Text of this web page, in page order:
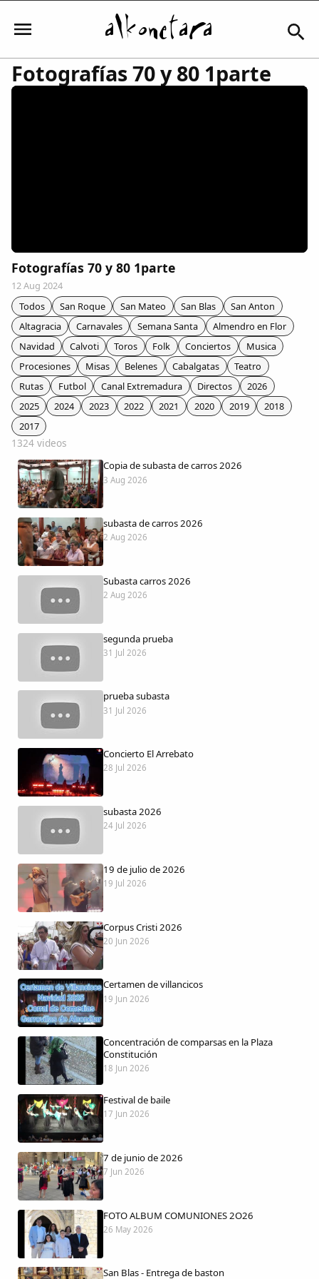
Comunidad
Colaboradores
AlkoTV
Biblioteca
Periódico Alconétar
Foros
Idiosincrasia
Diccionario
Traductor
Dichos
Cancionero Local
Apodos
Peñas
La palra
Modo oscuro
Fotografías 70 y 80 1parte
Fotografías 70 y 80 1parte
12 Aug 2024
Todos
San Roque San Mateo San Blas
San Anton
Altagracia
Carnavales Semana Santa
Almendro en Flor
Navidad
Calvoti Toros Folk Conciertos
Musica
Procesiones
Misas Belenes Cabalgatas
Teatro
Rutas
Futbol Canal Extremadura Directos
2026
2025
2024 2023 2022 2021 2020 2019
2018
2017
1324 videos
Copia de subasta de carros 2026
3 Aug 2026
subasta de carros 2026
2 Aug 2026
Subasta carros 2026
2 Aug 2026
segunda prueba
31 Jul 2026
prueba subasta
31 Jul 2026
Concierto El Arrebato
28 Jul 2026
subasta 2026
24 Jul 2026
19 de julio de 2026
19 Jul 2026
Corpus Cristi 2026
20 Jun 2026
Certamen de villancicos
19 Jun 2026
Concentración de comparsas en la Plaza
Constitución
18 Jun 2026
Festival de baile
17 Jun 2026
7 de junio de 2026
7 Jun 2026
FOTO ALBUM COMUNIONES 2O26
26 May 2026
San Blas - Entrega de baston
Compartir en Facebook
Compartir en Twitter
Copiar enlace